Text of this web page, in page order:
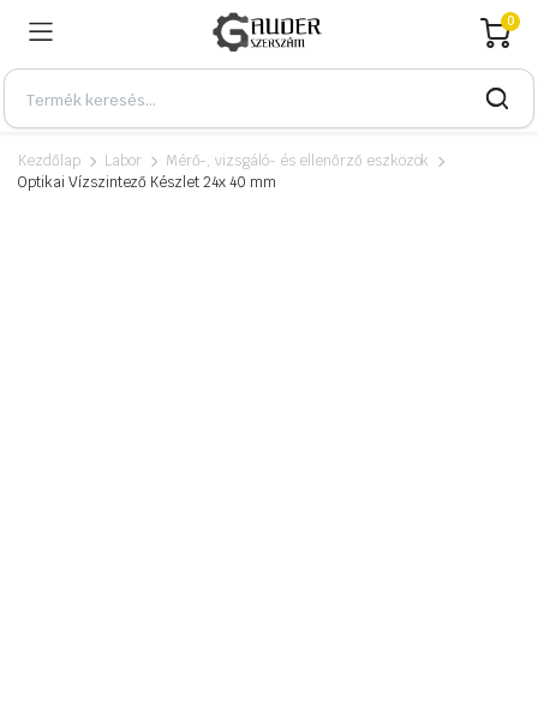
0
Kezdőlap Labor
Mérő-, vizsgáló- és ellenőrző eszközök
Optikai Vízszintező Készlet 24x 40 mm